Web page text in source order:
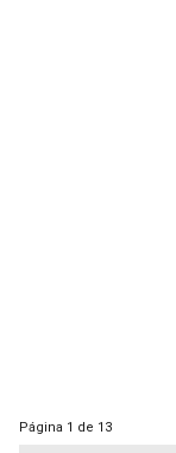
Página 1 de 13